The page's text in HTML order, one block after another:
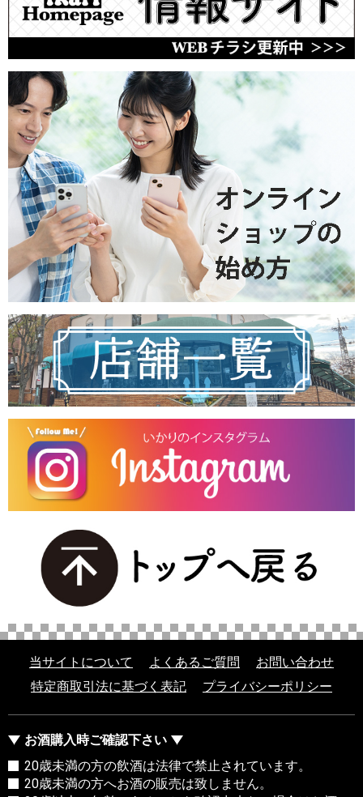
当サイトについて よくあるご質問
お問い合わせ
特定商取引法に基づく表記
プライバシーポリシー
お酒購入時ご確認下さい
20歳未満の方の飲酒は法律で禁止されています。
20歳未満の方へお酒の販売は致しません。